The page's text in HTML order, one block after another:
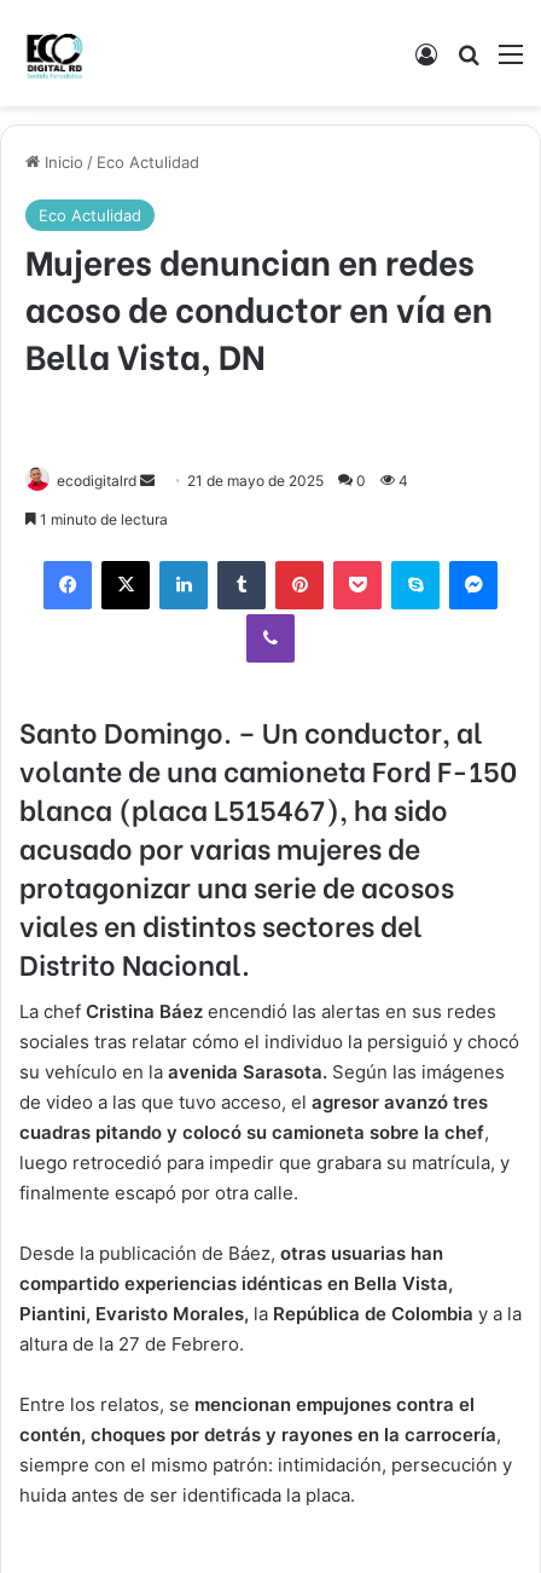
Acceso
Inicio / Eco Actulidad
Eco Actulidad
Mujeres denuncian en redes
acoso de conductor en vía en
Bella Vista, DN
ecodigitalrd
Send 21 de mayo de 2025 0 4
1 minuto de lectura
Facebook
X LinkedInTumblr PinterestPocket Skype
Viber
Santo Domingo. – Un conductor, al
volante de una camioneta Ford F-150
blanca (placa L515467), ha sido
acusado por varias mujeresde
protagonizar una serie deacosos
vialesen distintos sectores del
Distrito Nacional.
La chef Cristina Báez encendió las alertas en sus redes
sociales tras relatar cómo el individuo la persiguió y chocó
su vehículo en la avenida Sarasota. Según las imágenes
de video a las que tuvo acceso, el agresor avanzó tres
cuadras pitando y colocó su camioneta sobre la chef,
luego retrocedió para impedir que grabara su matrícula, y
finalmente escapó por otra calle.
Desde la publicación de Báez, otras usuarias han
compartido experiencias idénticas en Bella Vista,
Piantini, Evaristo Morales, la República de Colombia y a la
altura de la 27 de Febrero.
Entre los relatos, se mencionan empujones contra el
contén, choques por detrás y rayones en la carrocería,
siempre con el mismo patrón: intimidación, persecución y
huida antes de ser identificada la placa.